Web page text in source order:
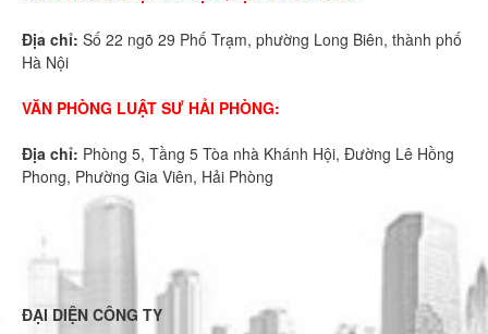
Địa chỉ: Số 22 ngõ 29 Phố Trạm, phường Long Biên, thành phố
Hà Nội
VĂN PHÒNG LUẬT SƯ HẢI PHÒNG:
Địa chỉ: Phòng 5, Tầng 5 Tòa nhà Khánh Hội, Đường Lê Hồng
Phong, Phường Gia Viên, Hải Phòng
ĐẠI DIỆN CÔNG TY